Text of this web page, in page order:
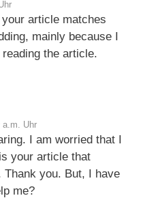
article matches
mainly because I
the article.
a.m. Uhr
I am worried that I
your article that
Thank you. But, I have
me?